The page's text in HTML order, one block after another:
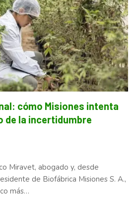
cómo Misiones intenta
de la incertidumbre
Miravet, abogado y, desde
de Biofábrica Misiones S. A.,
más…